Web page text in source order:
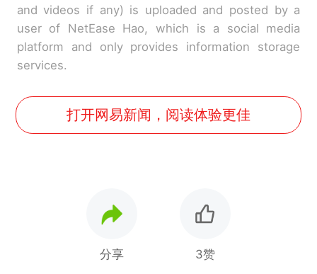
and videos if any) is uploaded and posted by a
user of NetEase Hao, which is a social media
platform and only provides information storage
services.
打开网易新闻，阅读体验更佳
分享 3赞